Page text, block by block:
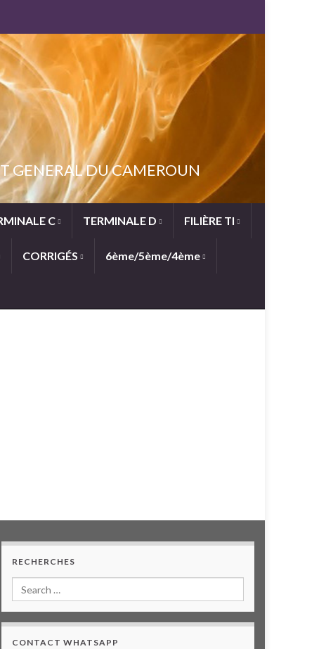
GENERAL DU CAMEROUN
C TERMINALE D FILIÈRE TI
CORRIGÉS 6ème/5ème/4ème
RECHERCHES
CONTACT WHATSAPP